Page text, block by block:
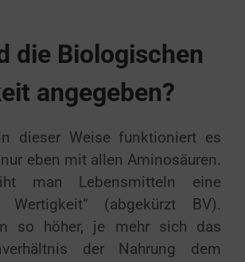
die Biologischen
angegeben?
dieser Weise funktioniert es
eben mit allen Aminosäuren.
man Lebensmitteln eine
Wertigkeit“ (abgekürzt BV).
so höher, je mehr sich das
der Nahrung dem